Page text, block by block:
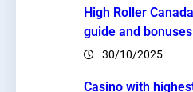
High Roller
guide and bonuses
30/10/2025
Casino with